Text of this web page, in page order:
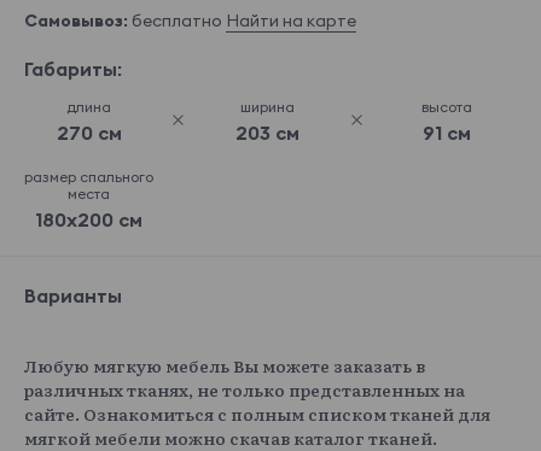
Самовывоз: бесплатно Найти на карте
Габариты:
длина
270 см
ширина
203 см
высота
91 см
размер спального
места
180x200 см
Варианты
Любую мягкую мебель Вы можете заказать в
различных тканях, не только представленных на
сайте. Ознакомиться с полным списком тканей для
мягкой мебели можно скачав каталог тканей.